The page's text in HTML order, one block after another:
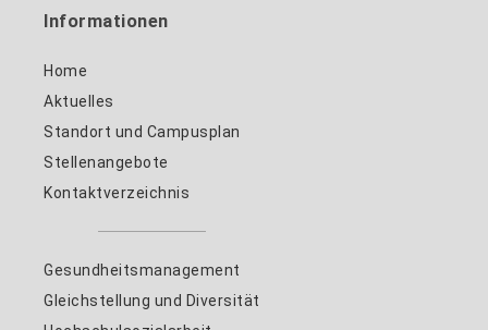
Informationen
Home
Aktuelles
Standort und Campusplan
Stellenangebote
Kontaktverzeichnis
Gesundheitsmanagement
Gleichstellung und Diversität